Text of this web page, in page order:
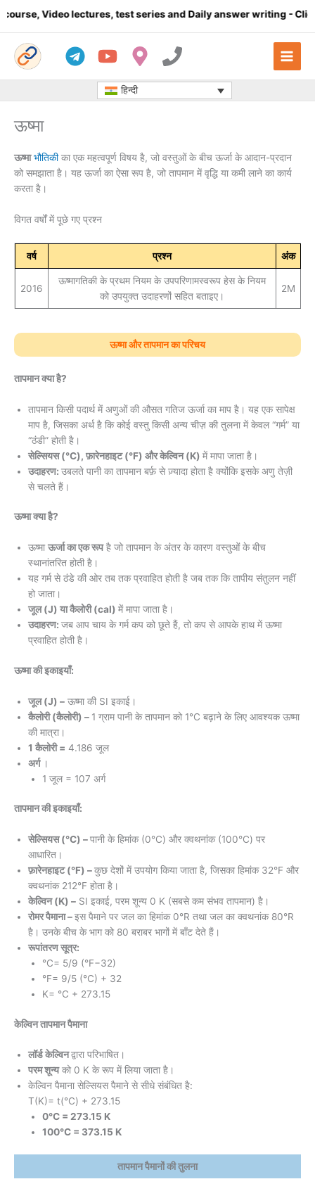
lectures, test series and Daily answer writing- Click here
हिन्दी
ऊष्मा
ऊष्मा भौतिकीका एक महत्वपूर्ण विषय है, जो वस्तुओं के बीच ऊर्जा के आदान-प्रदान
को समझाता है। यह ऊर्जा का ऐसा रूप है, जो तापमान में वृद्धि या कमी लाने का कार्य
करता है।
विगत वर्षों में पूछे गए प्रश्न
वर्ष प्रश्न अंक
2016
ऊष्मागतिकी के प्रथम नियम के उपपरिणामस्वरूप हेस के नियम
को उपयुक्त उदाहरणों सहित बताइए।
2M
ऊष्मा और तापमान का परिचय
तापमान क्या है?
तापमान किसी पदार्थ में अणुओं की औसत गतिज ऊर्जा का माप है। यह एक सापेक्ष
माप है, जिसका अर्थ है कि कोई वस्तु किसी अन्य चीज़ की तुलना में केवल “गर्म” या
“ठंडी” होती है।
सेल्सियस (°C), फ़ारेनहाइट (°F) और केल्विन (K) में मापा जाता है।
उदाहरण: उबलते पानी का तापमान बर्फ़ से ज़्यादा होता है क्योंकि इसके अणु तेज़ी
से चलते हैं।
ऊष्मा क्या है?
ऊष्मा ऊर्जा का एक रूपहै जो तापमान के अंतर के कारण वस्तुओं के बीच
स्थानांतरित होती है।
यह गर्म से ठंडे की ओर तब तक प्रवाहित होती है जब तक कि तापीय संतुलन नहीं
हो जाता।
जूल (J) या कैलोरी (cal) में मापा जाता है।
उदाहरण: जब आप चाय के गर्म कप को छूते हैं, तो कप से आपके हाथ में ऊष्मा
प्रवाहित होती है।
ऊष्मा की इकाइयाँ:
जूल (J) – ऊष्मा की SI इकाई।
कैलोरी (कैलोरी) – 1 ग्राम पानी के तापमान को 1°C बढ़ाने के लिए आवश्यक ऊष्मा
की मात्रा।
1 कैलोरी = 4.186 जूल
अर्ग ।
1 जूल = 107 अर्ग
तापमान की इकाइयाँ:
सेल्सियस (°C) –पानी के हिमांक (0°C) और क्वथनांक (100°C) पर
आधारित।
फ़ारेनहाइट (°F) –कुछ देशों में उपयोग किया जाता है, जिसका हिमांक 32°F और
क्वथनांक 212°F होता है।
केल्विन (K) – SI इकाई, परम शून्य 0 K (सबसे कम संभव तापमान) है।
रोमर पैमाना –इस पैमाने पर जल का हिमांक 0°R तथा जल का क्वथनांक 80°R
है। उनके बीच के भाग को 80 बराबर भागों में बाँट देते हैं।
रूपांतरण सूत्र:
°C= 5/9 (°F−32)
°F= 9/5 (°C) + 32
K= °C + 273.15
केल्विन तापमान पैमाना
लॉर्ड केल्विनद्वारा परिभाषित।
परम शून्यको 0 K के रूप में लिया जाता है।
केल्विन पैमाना सेल्सियस पैमाने से सीधे संबंधित है:
T(K)= t(°C) + 273.15
0°C = 273.15 K
100°C = 373.15 K
तापमान पैमानों की तुलना